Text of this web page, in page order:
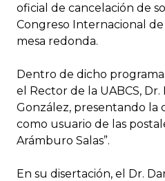
oficial de cancelación de
Congreso Internacional
mesa redonda.
Dentro de dicho
el Rector de la UABCS,
González, presentando la
como usuario de las
Arámburo Salas”.
En su disertación, el Dr.